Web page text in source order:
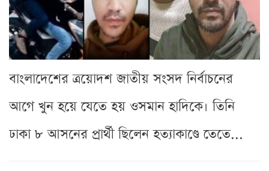
বাংলাদেশের ত্রয়োদশ জাতীয় সংসদ নির্বাচনের
আগে খুন হয়ে যেতে হয় ওসমান হাদিকে। তিনি
ঢাকা ৮ আসনের প্রার্থী ছিলেন হত্যাকাণ্ডে তেতে...